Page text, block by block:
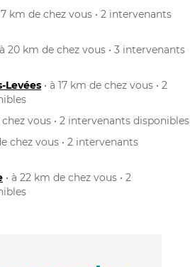
km de chez vous • 2 intervenants
à 20 km de chez vous • 3 intervenants
Levées • à 17 km de chez vous • 2
chez vous • 2 intervenants disponibles
chez vous • 2 intervenants
• à 22 km de chez vous • 2